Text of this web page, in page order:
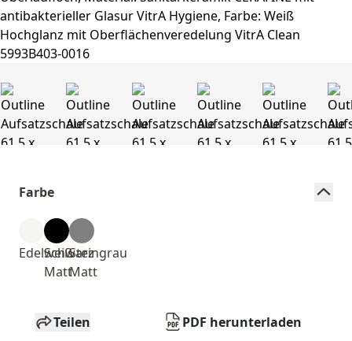
Farbe
Edelweiß
Schwarz
Matt
Steingrau
Matt
Teilen PDF herunterladen